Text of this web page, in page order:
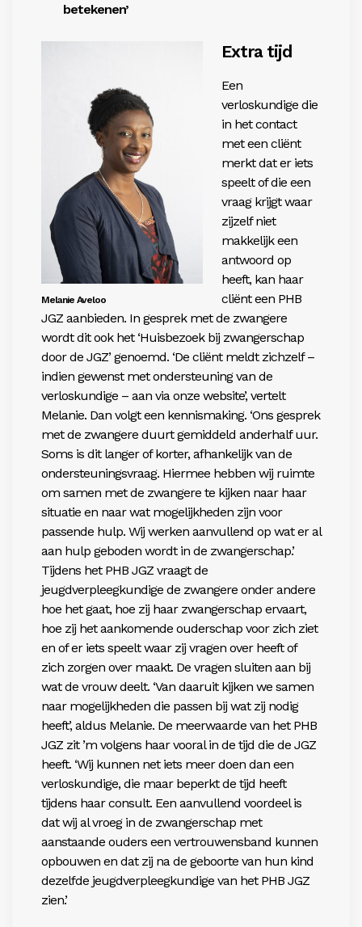
betekenen’
Melanie Aveloo
Extra tijd
Een
verloskundige die
in het contact
met een cliënt
merkt dat er iets
speelt of die een
vraag krijgt waar
zijzelf niet
makkelijk een
antwoord op
heeft, kan haar
cliënt een PHB
JGZ aanbieden. In gesprek met de zwangere
wordt dit ook het ‘Huisbezoek bij zwangerschap
door de JGZ’ genoemd. ‘De cliënt meldt zichzelf –
indien gewenst met ondersteuning van de
verloskundige – aan via onze website’, vertelt
Melanie. Dan volgt een kennismaking. ‘Ons gesprek
met de zwangere duurt gemiddeld anderhalf uur.
Soms is dit langer of korter, afhankelijk van de
ondersteuningsvraag. Hiermee hebben wij ruimte
om samen met de zwangere te kijken naar haar
situatie en naar wat mogelijkheden zijn voor
passende hulp. Wij werken aanvullend op wat er al
aan hulp geboden wordt in de zwangerschap.’
Tijdens het PHB JGZ vraagt de
jeugdverpleegkundige de zwangere onder andere
hoe het gaat, hoe zij haar zwangerschap ervaart,
hoe zij het aankomende ouderschap voor zich ziet
en of er iets speelt waar zij vragen over heeft of
zich zorgen over maakt. De vragen sluiten aan bij
wat de vrouw deelt. ‘Van daaruit kijken we samen
naar mogelijkheden die passen bij wat zij nodig
heeft’, aldus Melanie. De meerwaarde van het PHB
JGZ zit ’m volgens haar vooral in de tijd die de JGZ
heeft. ‘Wij kunnen net iets meer doen dan een
verloskundige, die maar beperkt de tijd heeft
tijdens haar consult. Een aanvullend voordeel is
dat wij al vroeg in de zwangerschap met
aanstaande ouders een vertrouwensband kunnen
opbouwen en dat zij na de geboorte van hun kind
dezelfde jeugdverpleegkundige van het PHB JGZ
zien.’